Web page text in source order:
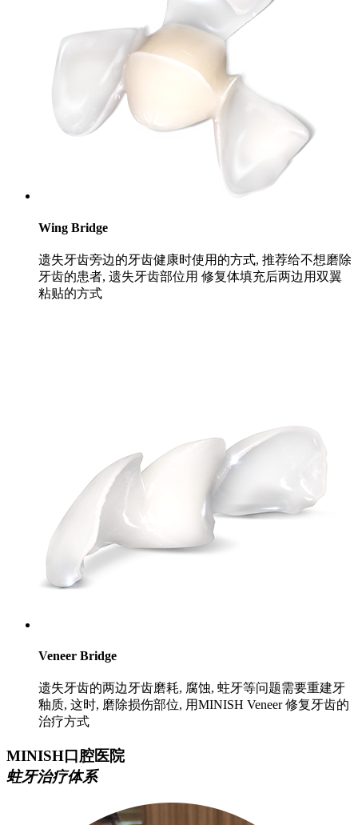
Wing Bridge
遗失牙齿旁边的牙齿健康时使用的方式, 推荐给不想磨除
牙齿的患者, 遗失牙齿部位用 修复体填充后两边用双翼
粘贴的方式
Veneer Bridge
遗失牙齿的两边牙齿磨耗, 腐蚀, 蛀牙等问题需要重建牙
釉质, 这时, 磨除损伤部位, 用MINISH Veneer 修复牙齿的
治疗方式
MINISH口腔医院
蛀牙治疗体系